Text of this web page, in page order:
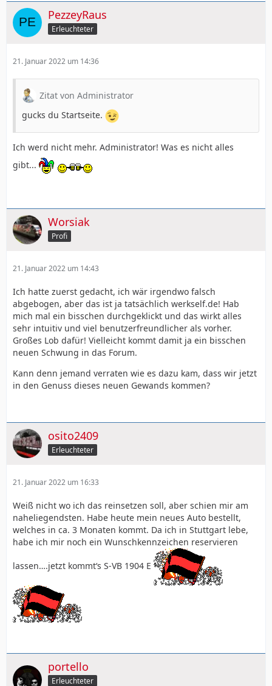
PezzeyRaus
Erleuchteter
21. Januar 2022 um 14:36
Zitat von Administrator
gucks du Startseite.
Ich werd nicht mehr. Administrator! Was es nicht alles
gibt...
Worsiak
Profi
21. Januar 2022 um 14:43
Ich hatte zuerst gedacht, ich wär irgendwo falsch
abgebogen, aber das ist ja tatsächlich werkself.de! Hab
mich mal ein bisschen durchgeklickt und das wirkt alles
sehr intuitiv und viel benutzerfreundlicher als vorher.
Großes Lob dafür! Vielleicht kommt damit ja ein bisschen
neuen Schwung in das Forum.
Kann denn jemand verraten wie es dazu kam, dass wir jetzt
in den Genuss dieses neuen Gewands kommen?
osito2409
Erleuchteter
21. Januar 2022 um 16:33
Weiß nicht wo ich das reinsetzen soll, aber schien mir am
naheliegendsten. Habe heute mein neues Auto bestellt,
welches in ca. 3 Monaten kommt. Da ich in Stuttgart lebe,
habe ich mir noch ein Wunschkennzeichen reservieren
lassen….jetzt kommt‘s S-VB 1904 E
portello
Erleuchteter